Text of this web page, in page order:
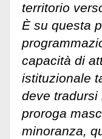
territorio
È su questa
capacità di
istituzionale
deve tradursi
proroga
minoranza,